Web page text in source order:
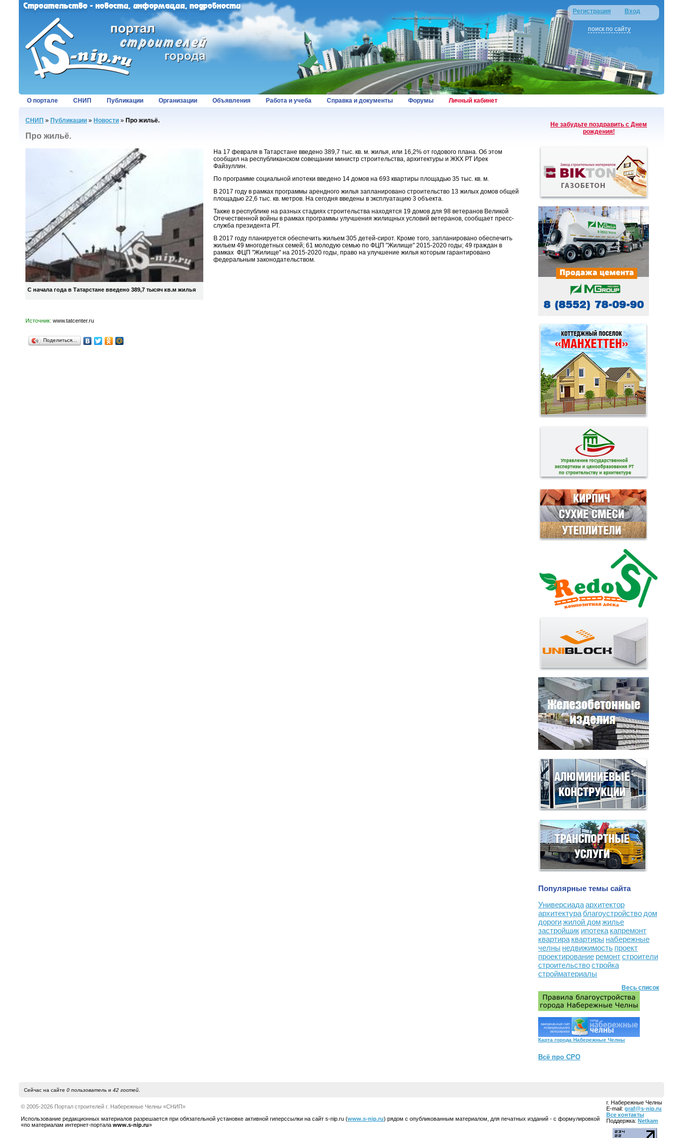
Регистрация Вход
поиск по сайту
О портале СНИП Публикации Организации Объявления Работа и учеба Справка и документы Форумы Личный кабинет
СНИП » Публикации » Новости » Про жильё.
Про жильё.
С начала года в Татарстане введено 389,7 тысяч кв.м жилья
На 17 февраля в Татарстане введено 389,7 тыс. кв. м. жилья, или 16,2% от годового плана. Об этом
сообщил на республиканском совещании министр строительства, архитектуры и ЖКХ РТ Ирек
Файзуллин.
По программе социальной ипотеки введено 14 домов на 693 квартиры площадью 35 тыс. кв. м.
В 2017 году в рамках программы арендного жилья запланировано строительство 13 жилых домов общей
площадью 22,6 тыс. кв. метров. На сегодня введены в эксплуатацию 3 объекта.
Также в республике на разных стадиях строительства находятся 19 домов для 98 ветеранов Великой
Отечественной войны в рамках программы улучшения жилищных условий ветеранов, сообщает пресс-
служба президента РТ.
В 2017 году планируется обеспечить жильем 305 детей-сирот. Кроме того, запланировано обеспечить
жильем 49 многодетных семей; 61 молодую семью по ФЦП "Жилище" 2015-2020 годы; 49 граждан в
рамках ФЦП "Жилище" на 2015-2020 годы, право на улучшение жилья которым гарантировано
федеральным законодательством.
Источник: www.tatcenter.ru
Поделиться…
Не забудьте поздравить с Днем
рождения!
Популярные темы сайта
Универсиадаархитектор
архитектура благоустройство дом
дорогижилой домжилье
застройщик ипотека капремонт
квартира квартиры набережные
челны недвижимость проект
проектирование ремонтстроители
строительствостройка
стройматериалы
Весь список
Карта города Набережные Челны
Всё про СРО
Сейчас на сайте 0 пользовательи 42 гостей.
© 2005-2026 Портал строителей г. Набережные Челны «СНИП»
Использование редакционных материалов разрешается при обязательной установке активной гиперссылки на сайт s-nip.ru (www.s-nip.ru) рядом с опубликованным материалом, для печатных изданий - с формулировкой
«по материалам интернет-портала www.s-nip.ru»
г. Набережные Челны
E-mail: graf@s-nip.ru
Все контакты
Поддержка: Netkam